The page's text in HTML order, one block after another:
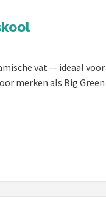
vat — ideaal
merken als Big